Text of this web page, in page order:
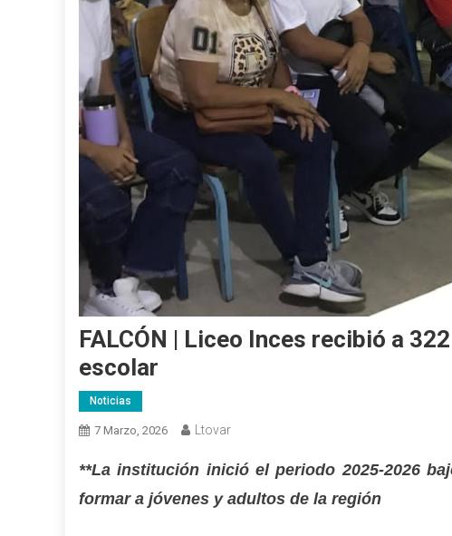
FALCÓN | Liceo Inces recibió a
escolar
Noticias
7 Marzo, 2026 Ltovar
**La institución inició el periodo 2025-2026
formar a jóvenes y adultos de la región